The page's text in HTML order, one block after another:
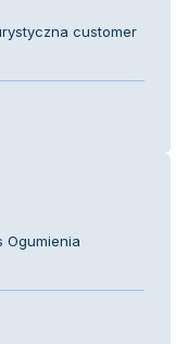
customer
Ogumienia